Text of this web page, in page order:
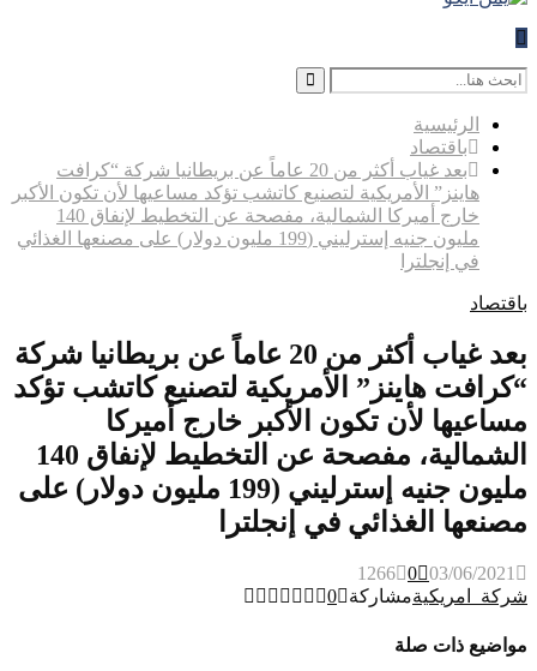
Search
for:
Search
الرئيسية
باقتصاد
بعد غياب أكثر من 20 عاماً عن بريطانيا شركة “كرافت
هاينز” الأمريكية لتصنيع كاتشب تؤكد مساعيها لأن تكون الأكبر
خارج أميركا الشمالية، مفصحة عن التخطيط لإنفاق 140
مليون جنيه إسترليني (199 مليون دولار) على مصنعها الغذائي
في إنجلترا
باقتصاد
بعد غياب أكثر من 20 عاماً عن بريطانيا شركة
“كرافت هاينز” الأمريكية لتصنيع كاتشب تؤكد
مساعيها لأن تكون الأكبر خارج أميركا
الشمالية، مفصحة عن التخطيط لإنفاق 140
مليون جنيه إسترليني (199 مليون دولار) على
مصنعها الغذائي في إنجلترا
03/06/2021
0
1266
شركة_امريكيةمشاركة 0
مواضيع ذات صلة